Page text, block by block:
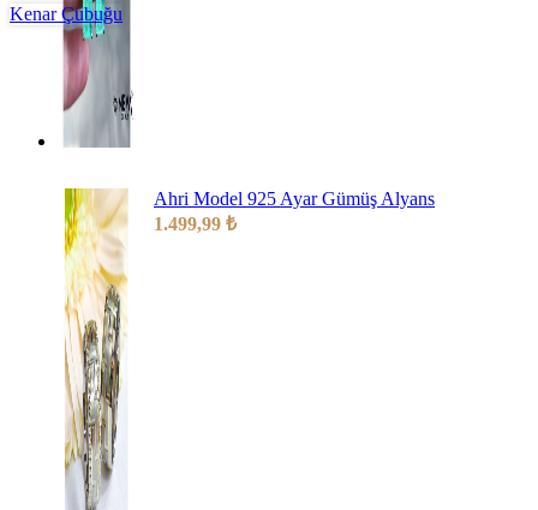
Ahri Model 925 Ayar Gümüş Alyans
1.499,99 ₺
Kenar Çubuğu